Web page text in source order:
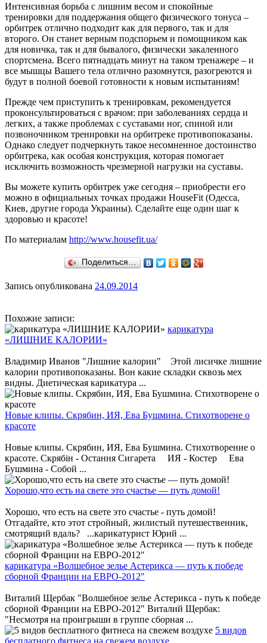
Интенсивная борьба с лишним весом и спокойные
тренировки для поддержания общего физического тонуса –
орбитрек отлично подходит как для первого, так и для
второго. Он станет верным подспорьем и помощником как
для новичка, так и для бывалого, физически закаленного
спортсмена. Всего пятнадцать минут на таком тренажере – и
все мышцы Вашего тела отлично разомнутся, разогреются и
будут в полной боевой готовности к новым испытаниям!
Прежде чем приступить к тренировкам, рекомендуется
проконсультироваться с врачом: при заболеваниях сердца и
легких, а также проблемах с суставами ног, спиной или
позвоночником тренировки на орбитреке противопоказаны.
Однако следует подчеркнуть такое несомненное достоинство
орбитрека, как особая конструкция, которая помогает
исключить возможность чрезмерной нагрузки на суставы.
Вы можете купить орбитрек уже сегодня – приобрести его
можно в официальных точках продажи HouseFit (Одесса,
Киев, другие города Украины). Сделайте еще один шаг к
здоровью и красоте!
По материалам http://www.housefit.ua/
Поделиться…
Запись опубликована 24.09.2014
Похожие записи:
карикатура
«ЛИШНИЕ КАЛОРИИ»
Владимир Иванов "Лишние калории" Этой лисичке лишние
калории противопоказаны. Вон какие складки сквозь мех
видны. Диетическая карикатура ...
Новые клипы. Скрябин, ИЯ, Ева Бушмина. Стихотворене о
красоте
Новые клипы. Скрябин, ИЯ, Ева Бушмина. Стихотворение о
красоте. Скрябін - Остання Сигарета ИЯ - Костер Ева
Бушмина - Собой ...
Хорошо,что есть на свете это счастье — путь домой!
Хорошо, что есть на свете это счастье - путь домой!
Отгадайте, кто этот стройный, жилистый путешественник,
смотрящий вдаль? ...карикатурист Юрий ...
карикатура «Волшебное зелье Астерикса — путь к победе
сборной Франции на ЕВРО-2012″
Виталий Щербак "Волшебное зелье Астерикса - путь к победе
сборной Франции на ЕВРО-2012" Виталий Щербак:
"Несмотря на проигрыши в группе сборная ...
5 видов
бесплатного фитнеса на свежем воздухе